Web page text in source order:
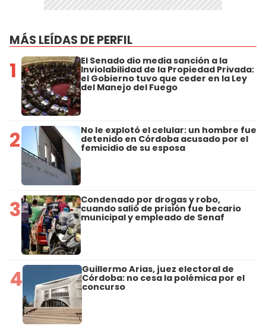
MÁS LEÍDAS DE PERFIL
1 El Senado dio media sanción a la
Inviolabilidad de la Propiedad Privada:
el Gobierno tuvo que ceder en la Ley
del Manejo del Fuego
2 No le explotó el celular: un hombre fue
detenido en Córdoba acusado por el
femicidio de su esposa
3 Condenado por drogas y robo,
cuando salió de prisión fue becario
municipal y empleado de Senaf
4 Guillermo Arias, juez electoral de
Córdoba: no cesa la polémica por el
concurso